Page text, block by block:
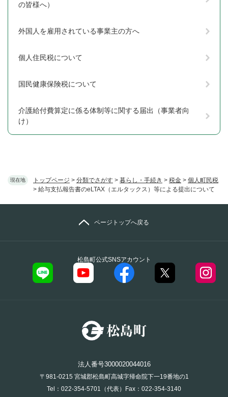
現在地 トップページ > 分類でさがす > 暮らし・手続き > 税金 > 個人町民税
> 給与支払報告書のeLTAX（エルタックス）等による提出について
の皆様へ）
外国人を雇用されている事業主の方へ
個人住民税について
国民健康保険税について
介護給付費算定に係る体制等に関する届出（事業者向
け）
松島町公式SNSアカウント
ページトップへ戻る
法人番号3000020044016
〒981-0215 宮城郡松島町高城字帰命院下一19番地の1
Tel：022-354-5701（代表）Fax：022-354-3140